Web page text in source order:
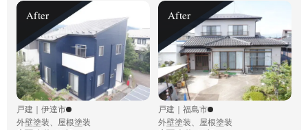
After
戸建 ｜ 伊達市
外壁塗装、屋根塗装
After
戸建 ｜ 福島市
外壁塗装、屋根塗装